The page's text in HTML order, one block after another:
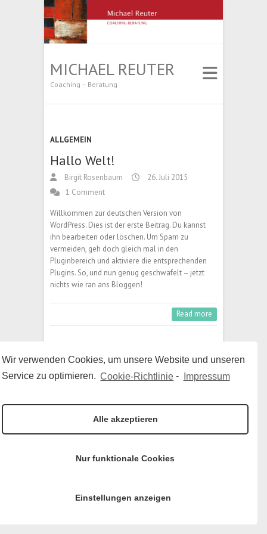
Wir verwenden Cookies, um unsere Website und unseren
Service zu optimieren. Cookie-Richtlinie - Impressum
Alle akzeptieren
Nur funktionale Cookies
Einstellungen anzeigen
MICHAEL REUTER
Coaching – Beratung
ALLGEMEIN
Hallo Welt!
Birgit Rosenbaum
26. Juli 2015
1 Comment
Willkommen zur deutschen Version von
WordPress. Dies ist der erste Beitrag. Du kannst
ihn bearbeiten oder löschen. Um Spam zu
vermeiden, geh doch gleich mal in den
Pluginbereich und aktiviere die entsprechenden
Plugins. So, und nun genug geschwafelt – jetzt
nichts wie ran ans Bloggen!
Read more
+49 (0)561 84 09 72 47
Theme by:Theme Horse| Powered by: